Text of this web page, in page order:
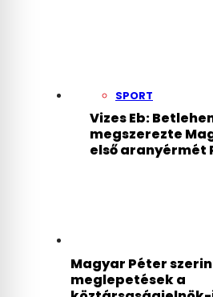
SPORT
Vizes Eb:
megszerezte
első aranyérmét
Magyar Péter
meglepetések a